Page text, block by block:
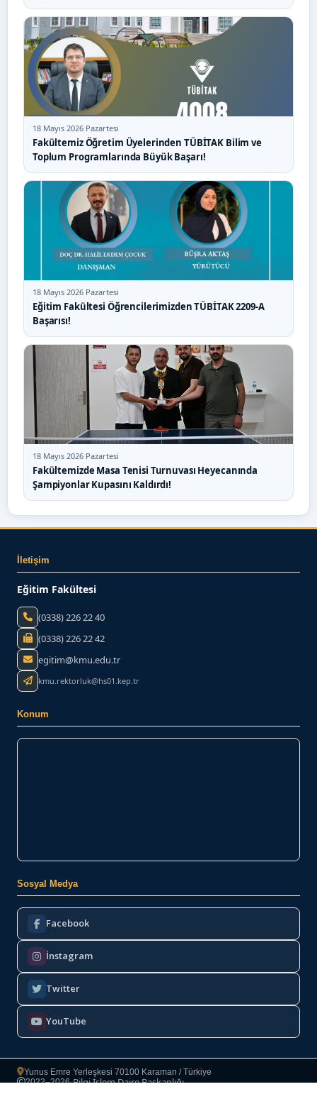
18 Mayıs 2026 Pazartesi
Fakültemiz Öğretim Üyelerinden TÜBİTAK Bilim ve
Toplum Programlarında Büyük Başarı!
18 Mayıs 2026 Pazartesi
Eğitim Fakültesi Öğrencilerimizden TÜBİTAK 2209-A
Başarısı!
18 Mayıs 2026 Pazartesi
Fakültemizde Masa Tenisi Turnuvası Heyecanında
Şampiyonlar Kupasını Kaldırdı!
İletişim
Eğitim Fakültesi
(0338) 226 22 40
(0338) 226 22 42
egitim@kmu.edu.tr
kmu.rektorluk@hs01.kep.tr
Konum
Sosyal Medya
Facebook
İnstagram
Twitter
YouTube
Yunus Emre Yerleşkesi 70100 Karaman / Türkiye
Copyright
2022–2026·Bilgi İşlem Daire Başkanlığı